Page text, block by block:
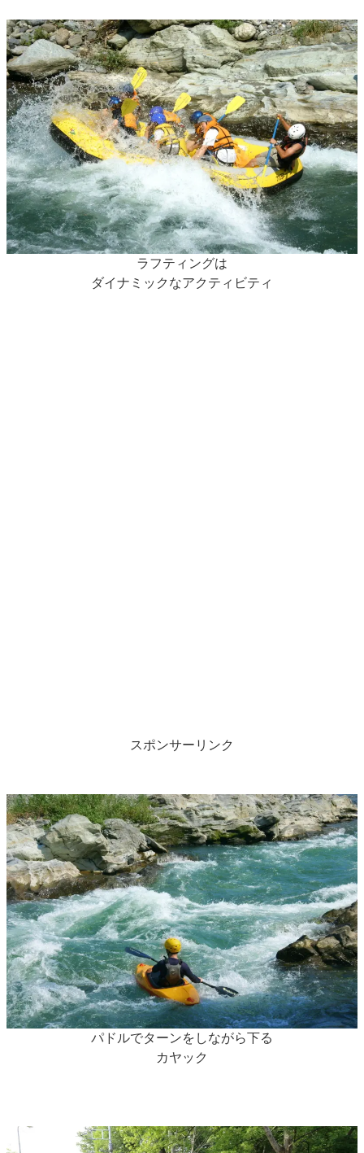
ラフティングは
ダイナミックなアクティビティ
スポンサーリンク
パドルでターンをしながら下る
カヤック